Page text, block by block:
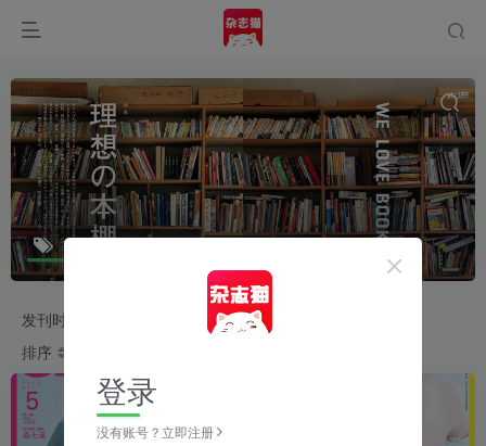
ar
发刊时间 2024
排序
登录
没有账号？立即注册